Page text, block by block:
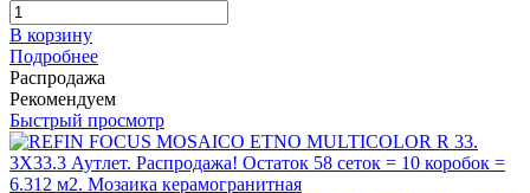
В корзину
Подробнее
Распродажа
Рекомендуем
Быстрый просмотр